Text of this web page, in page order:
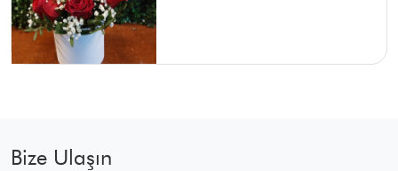
Bize Ulaşın